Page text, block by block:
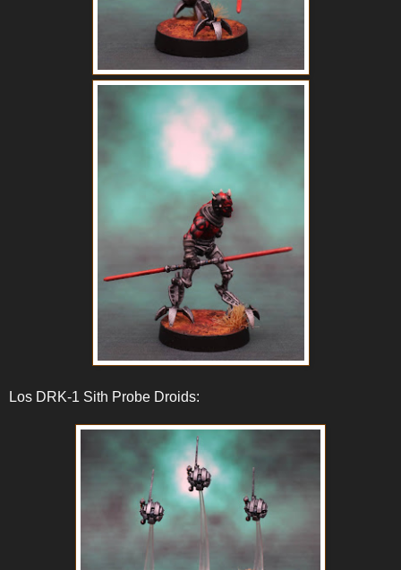
Los DRK-1 Sith Probe Droids: